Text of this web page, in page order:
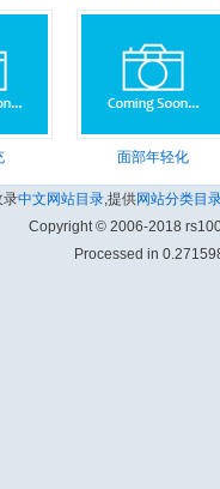
面部年轻化
录中文网站目录,提供网站分类目
Copyright © 2006-2018
Processed in